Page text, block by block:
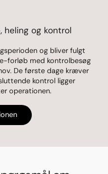
og kontrol
og bliver fulgt
forløb med kontrolbesøg
De første dage kræver
kontrol ligger
operationen.